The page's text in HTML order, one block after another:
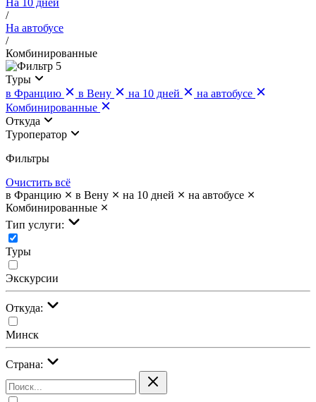
/
На автобусе
/
Комбинированные
5
Туры
в Францию
в Вену на 10 дней
на автобусе
Комбинированные
Откуда
Туроператор
Фильтры
Очистить всё
в Францию
в Вену на 10 дней
на автобусе
Комбинированные
Тип услуги:
Туры
Экскурсии
Откуда:
Минск
Страна: